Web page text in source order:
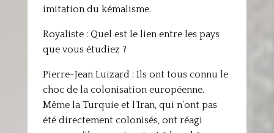
imitation du kémalisme.
Royaliste : Quel est le lien entre les pays
que vous étudiez ?
Pierre-Jean Luizard : Ils ont tous connu le
choc de la colonisation européenne.
Même la Turquie et l’Iran, qui n’ont pas
été directement colonisés, ont réagi